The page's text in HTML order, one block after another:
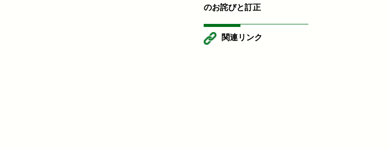
のお詫びと訂正
関連リンク